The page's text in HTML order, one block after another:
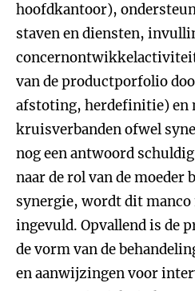
hoofdkantoor),
staven en diensten,
van de productporfolio
afstoting, herdefinitie) en
kruisverbanden ofwel
nog een antwoord
naar de rol van de moeder
synergie, wordt dit
ingevuld. Opvallend is de
de vorm van de
en aanwijzingen voor